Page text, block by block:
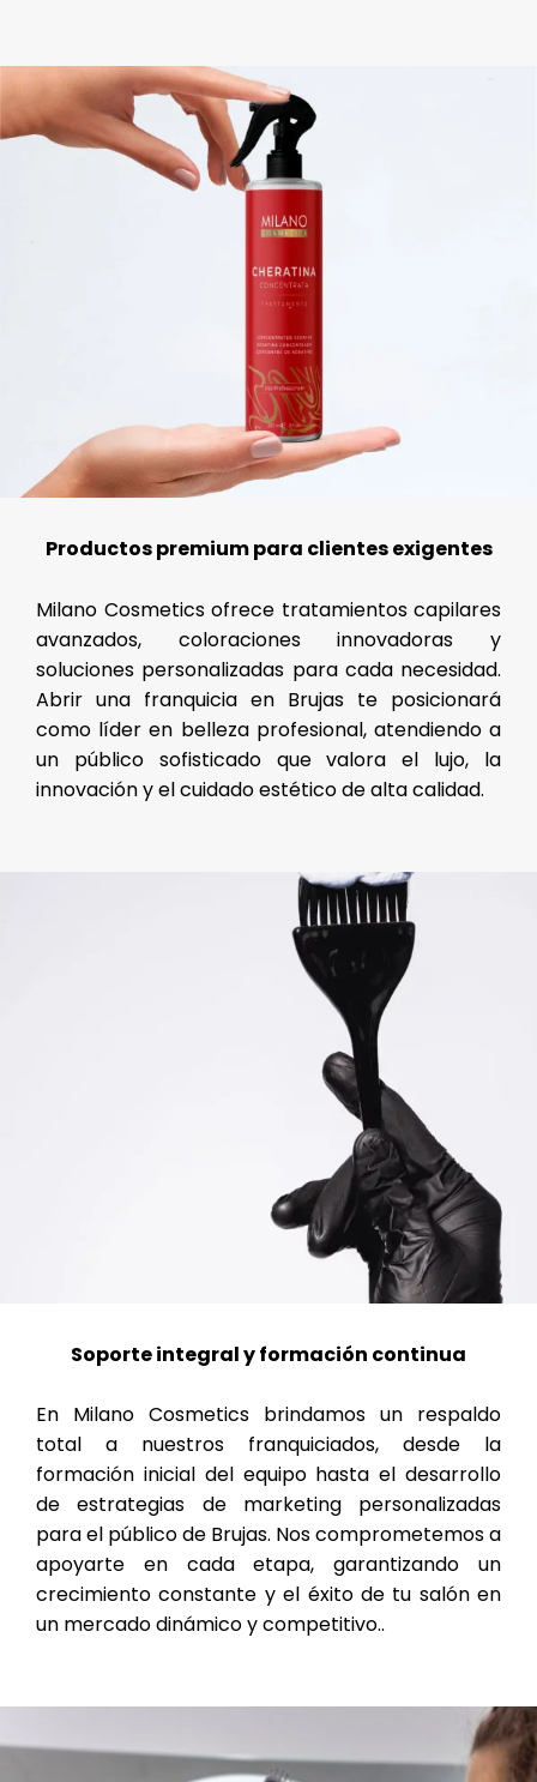
Productos premium para clientes exigentes
Milano Cosmetics ofrece tratamientos capilares
avanzados, coloraciones innovadoras y
soluciones personalizadas para cada necesidad.
Abrir una franquicia en Brujas te posicionará
como líder en belleza profesional, atendiendo a
un público sofisticado que valora el lujo, la
innovación y el cuidado estético de alta calidad.
Soporte integral y formación continua
En Milano Cosmetics brindamos un respaldo
total a nuestros franquiciados, desde la
formación inicial del equipo hasta el desarrollo
de estrategias de marketing personalizadas
para el público de Brujas. Nos comprometemos a
apoyarte en cada etapa, garantizando un
crecimiento constante y el éxito de tu salón en
un mercado dinámico y competitivo..